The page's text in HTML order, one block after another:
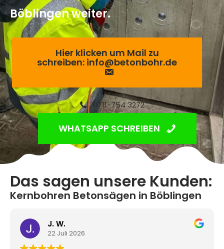
Böblingen weiter.
Hier klicken um Mail zu
schreiben: info@betonbohr.de
0711-754 3272
WHATSAPP SCHREIBEN
Das sagen unsere Kunden:
Kernbohren Betonsägen in Böblingen
J. W.
22 Juli 2026